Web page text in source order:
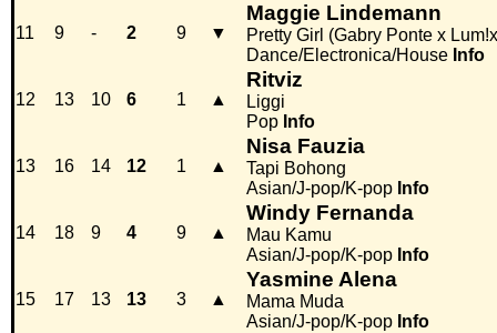
11 9 - 2 9 ▼
Maggie Lindemann
Pretty Girl (Gabry Ponte x
Dance/Electronica/House Info
12 13 10 6 1 ▲
Ritviz
Liggi
Pop Info
13 16 14 12 1 ▲
Nisa Fauzia
Tapi Bohong
Asian/J-pop/K-pop Info
14 18 9 4 9 ▲
Windy Fernanda
Mau Kamu
Asian/J-pop/K-pop Info
15 17 13 13 3 ▲
Yasmine Alena
Mama Muda
Asian/J-pop/K-pop Info